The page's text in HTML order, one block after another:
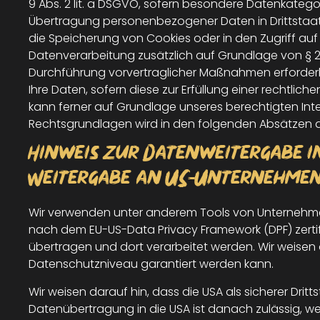
9 Abs. 2 lit. a DSGVO, sofern besondere
Übertragung personenbezogener Daten in
die Speicherung von Cookies oder in den Zugriff
Datenverarbeitung zusätzlich auf Grundlage von §
Durchführung vorvertraglicher Maßnahmen
Ihre Daten, sofern diese zur Erfüllung einer
kann ferner auf Grundlage unseres berechtigten
Rechtsgrundlagen wird in den folgenden Absätzen
Hinweis zur Datenweitergabe
Weitergabe an US-
Wir verwenden unter anderem Tools von
nach dem EU-US-Data Privacy Framework (DPF)
übertragen und dort verarbeitet werden. Wir
Datenschutzniveau garantiert werden kann.
Wir weisen darauf hin, dass die USA als sicherer
Datenübertragung in die USA ist danach zulässig,